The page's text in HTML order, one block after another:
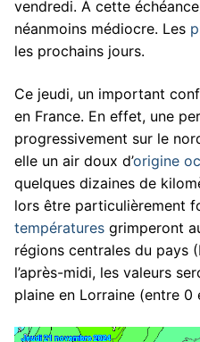
vendredi. À cette
néanmoins médiocre. Les
les prochains jours.
Ce jeudi, un important
en France. En effet, une
progressivement sur le
elle un air doux d’origine
quelques dizaines de
lors être particulièrement
températures grimperont
régions centrales du pays
l’après-midi, les valeurs
plaine en Lorraine (entre 0